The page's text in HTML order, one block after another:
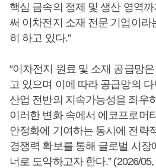
핵심 금속의 정제 및 생산 영역
써 이차전지 소재 전문 기업이라
히 하고 있다.”
“이차전지 원료 및 소재 공급망
고 있으며 이에 따라 공급망의
산업 전반의 지속가능성을 좌우
이러한 변화 속에서 에코프로머
안정화에 기여하는 동시에 전략
경쟁력 확보를 통해 글로벌 시장
너로 도약하고자 한다.” (2026/